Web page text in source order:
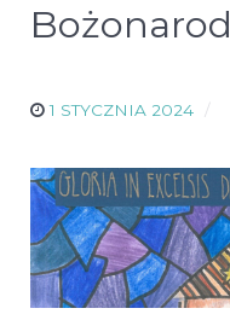
1 STYCZNIA 2024